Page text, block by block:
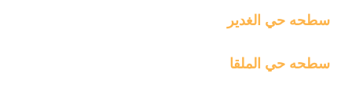
سطحه حي الغدير
سطحه حي الملقا